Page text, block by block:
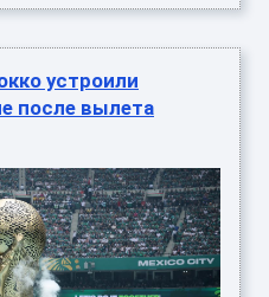
устроили
после вылета